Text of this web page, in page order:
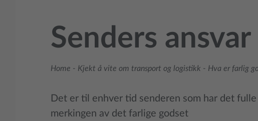
Senders ansvar
Home - Kjekt å vite om transport og logistikk - Hva er farlig
Det er til enhver tid senderen som har det
merkingen av det farlige godset